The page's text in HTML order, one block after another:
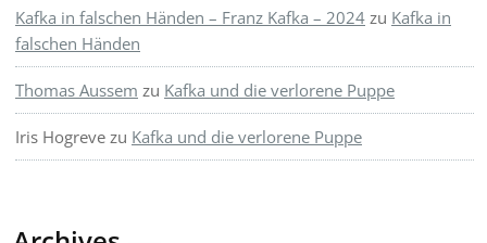
Kafka in falschen Händen – Franz Kafka – 2024 zu Kafka in
falschen Händen
Thomas Aussem zu Kafka und die verlorene Puppe
Iris Hogreve zu Kafka und die verlorene Puppe